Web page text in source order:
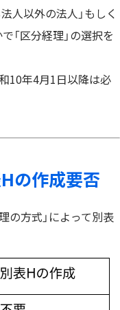
人以外の法人」もしく
「区分経理」の選択を
10年4月1日以降は必
Hの作成要否
の方式」によって別表